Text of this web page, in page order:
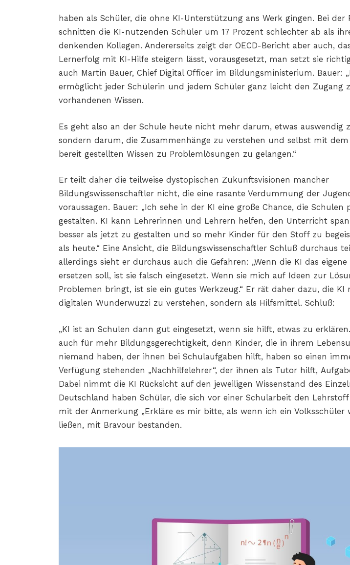
haben als Schüler, die ohne KI-Unterstützung ans Werk gingen. Bei der
schnitten die KI-nutzenden Schüler um 17 Prozent schlechter ab als
denkenden Kollegen. Andererseits zeigt der OECD-Bericht aber auch,
Lernerfolg mit KI-Hilfe steigern lässt, vorausgesetzt, man setzt sie
auch Martin Bauer, Chief Digital Officer im Bildungsministerium. Bauer:
ermöglicht jeder Schülerin und jedem Schüler ganz leicht den Zugang
vorhandenen Wissen.
Es geht also an der Schule heute nicht mehr darum, etwas auswendig
sondern darum, die Zusammenhänge zu verstehen und selbst mit
bereit gestellten Wissen zu Problemlösungen zu gelangen.“
Er teilt daher die teilweise dystopischen Zukunftsvisionen mancher
Bildungswissenschaftler nicht, die eine rasante Verdummung der
voraussagen. Bauer: „Ich sehe in der KI eine große Chance, die Schulen
gestalten. KI kann Lehrerinnen und Lehrern helfen, den Unterricht
besser als jetzt zu gestalten und so mehr Kinder für den Stoff zu
als heute.“ Eine Ansicht, die Bildungswissenschaftler Schluß durchaus
allerdings sieht er durchaus auch die Gefahren: „Wenn die KI das eigene
ersetzen soll, ist sie falsch eingesetzt. Wenn sie mich auf Ideen zur
Problemen bringt, ist sie ein gutes Werkzeug.“ Er rät daher dazu, die KI
digitalen Wunderwuzzi zu verstehen, sondern als Hilfsmittel. Schluß:
„KI ist an Schulen dann gut eingesetzt, wenn sie hilft, etwas zu
auch für mehr Bildungsgerechtigkeit, denn Kinder, die in ihrem
niemand haben, der ihnen bei Schulaufgaben hilft, haben so einen
Verfügung stehenden „Nachhilfelehrer“, der ihnen als Tutor hilft,
Dabei nimmt die KI Rücksicht auf den jeweiligen Wissenstand des
Deutschland haben Schüler, die sich vor einer Schularbeit den
mit der Anmerkung „Erkläre es mir bitte, als wenn ich ein Volksschüler
ließen, mit Bravour bestanden.